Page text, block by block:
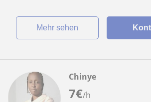
Mehr sehen
7€/h
Chinye